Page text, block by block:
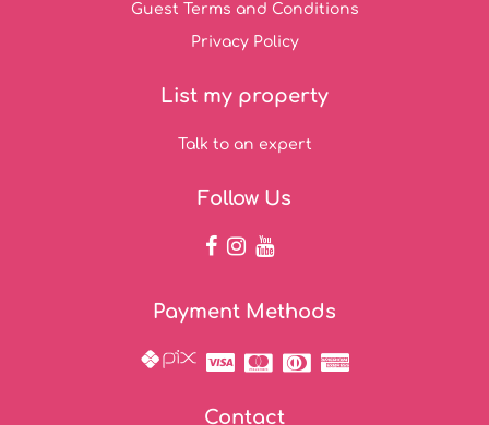
Guest Terms and Conditions
Privacy Policy
List my property
Talk to an expert
Follow Us
Payment Methods
Contact